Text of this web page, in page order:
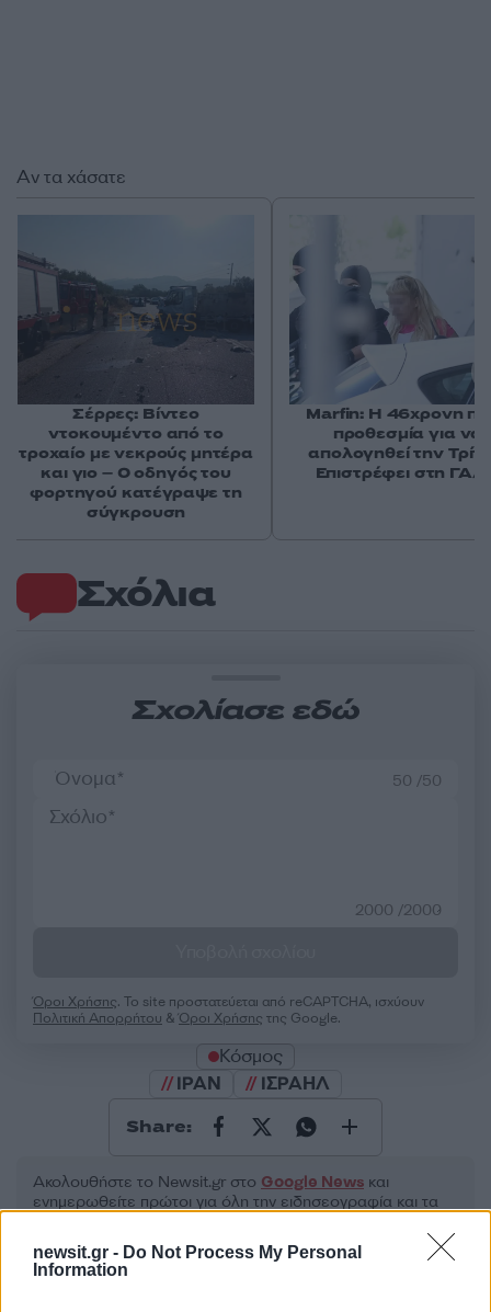
newsit.gr - Do Not Process My Personal
Information
Σχόλια
Σχολίασε εδώ
50 /50
2000 /2000
Όροι Χρήσης. Το site προστατεύεται από reCAPTCHA, ισχύουν
Πολιτική Απορρήτου &Όροι Χρήσης της Google.
Κόσμος
ΙΡΑΝ
ΙΣΡΑΗΛ
Share:
Ακολουθήστε το Νewsit.gr στο Google News και
ενημερωθείτε πρώτοι για όλη την ειδησεογραφία και τα
Αν τα χάσατε
Σέρρες: Βίντεο
ντοκουμέντο από το
τροχαίο με νεκρούς μητέρα
και γιο – Ο οδηγός του
φορτηγού κατέγραψε τη
σύγκρουση
Marfin: Η 46χρονη
προθεσμία για να
απολογηθεί την
Επιστρέφει στη